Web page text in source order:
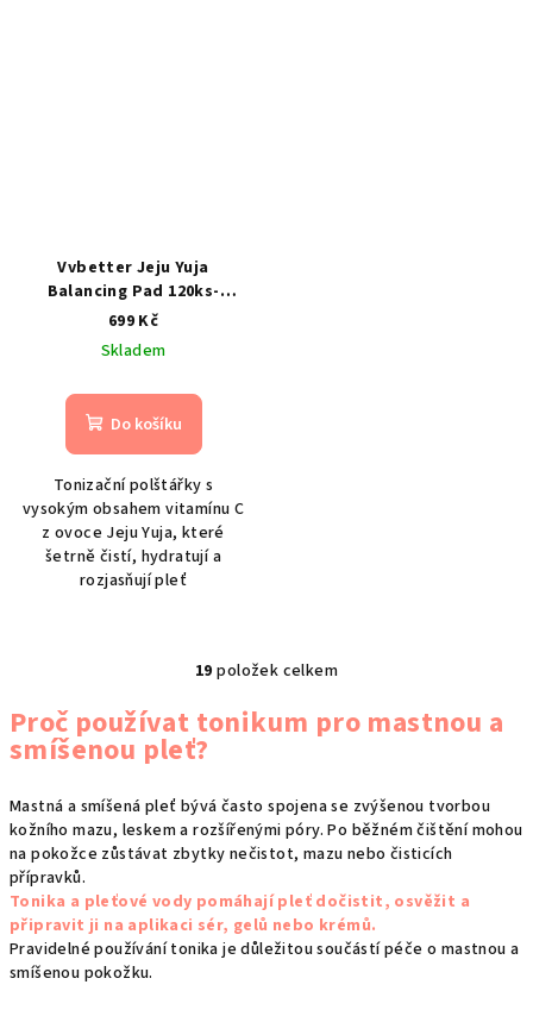
Vvbetter Jeju Yuja
Balancing Pad 120ks-
tonizační polštářky
699 Kč
Skladem
Do košíku
Tonizační polštářky s
vysokým obsahem vitamínu C
z ovoce Jeju Yuja, které
šetrně čistí, hydratují a
rozjasňují pleť
O
v
l
a
c
p
r
v
19 položek celkem
Proč používat tonikum pro mastnou a
smíšenou pleť?
Mastná a smíšená pleť bývá často spojena se zvýšenou tvorbou
kožního mazu, leskem a rozšířenými póry. Po běžném čištění mohou
na pokožce zůstávat zbytky nečistot, mazu nebo čisticích
přípravků.
Tonika a pleťové vody pomáhají pleť dočistit, osvěžit a
připravit ji na aplikaci sér, gelů nebo krémů.
Pravidelné používání tonika je důležitou součástí péče o mastnou a
smíšenou pokožku.